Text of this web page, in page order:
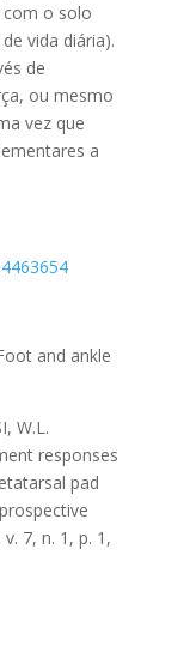
o solo
vida diária).
de
ou mesmo
vez que
a
and ankle
W.L.
responses
pad
7, n. 1, p. 1,